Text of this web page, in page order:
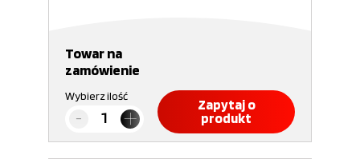
Towar na
zamówienie
Wybierz ilość
Zapytaj o
produkt